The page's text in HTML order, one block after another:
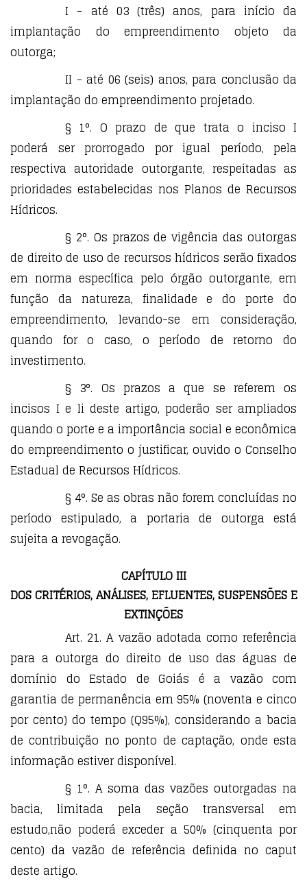
I - até 03 (três) anos, para início da
implantação do empreendimento objeto da
outorga;
II - até 06 (seis) anos, para conclusão da
implantação do empreendimento projetado.
§ 1°. O prazo de que trata o inciso I
poderá ser prorrogado por igual período, pela
respectiva autoridade outorgante, respeitadas as
prioridades estabelecidas nos Planos de Recursos
Hídricos.
§ 2°. Os prazos de vigência das outorgas
de direito de uso de recursos hídricos serão fixados
em norma específica pelo órgão outorgante, em
função da natureza, finalidade e do porte do
empreendimento, levando-se em consideração,
quando for o caso, o período de retorno do
investimento.
§ 3°. Os prazos a que se referem os
incisos I e li deste artigo, poderão ser ampliados
quando o porte e a importância social e econômica
do empreendimento o justificar, ouvido o Conselho
Estadual de Recursos Hídricos.
§ 4°. Se as obras não forem concluídas no
período estipulado, a portaria de outorga está
sujeita a revogação.
CAPÍTULO III
DOS CRITÉRIOS, ANÁLISES, EFLUENTES, SUSPENSÕES E
EXTINÇÕES
Art. 21. A vazão adotada como referência
para a outorga do direito de uso das águas de
domínio do Estado de Goiás é a vazão com
garantia de permanência em 95% (noventa e cinco
por cento) do tempo (Q95%), considerando a bacia
de contribuição no ponto de captação, onde esta
informação estiver disponível.
§ 1°. A soma das vazões outorgadas na
bacia, limitada pela seção transversal em
estudo,não poderá exceder a 50% (cinquenta por
cento) da vazão de referência definida no caput
deste artigo.